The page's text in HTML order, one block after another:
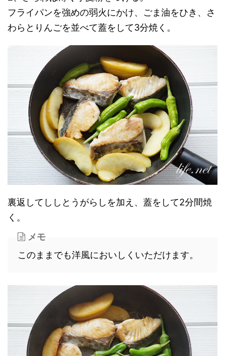
フライパンを強めの弱火にかけ、ごま油をひき、さ
わらとりんごを並べて蓋をして3分焼く。
裏返してししとうがらしを加え、蓋をして2分間焼
く。
メモ
このままでも洋風においしくいただけます。